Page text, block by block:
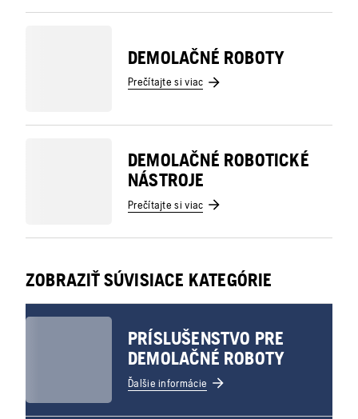
DEMOLAČNÉ ROBOTY
Prečítajte si viac
DEMOLAČNÉ ROBOTICKÉ
NÁSTROJE
Prečítajte si viac
ZOBRAZIŤ SÚVISIACE KATEGÓRIE
PRÍSLUŠENSTVO PRE
DEMOLAČNÉ ROBOTY
Ďalšie informácie